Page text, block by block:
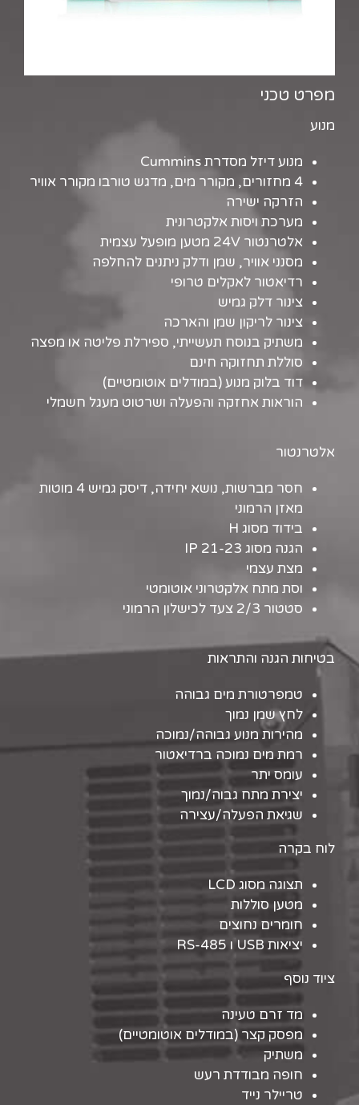
מפרט טכני
מנוע
מנוע דיזל מסדרת Cummins
4 מחזורים, מקורר מים, מדגש טורבו מקורר אוויר
הזרקה ישירה
מערכת ויסות אלקטרונית
אלטרנטור 24V מטען מופעל עצמית
מסנני אוויר, שמן ודלק ניתנים להחלפה
רדיאטור לאקלים טרופי
צינור דלק גמיש
צינור לריקון שמן והארכה
משתיק בנוסח תעשייתי, ספירלת פליטה או מפצה
סוללת תחזוקה חינם
דוד בלוק מנוע (במודלים אוטומטיים)
הוראות אחזקה והפעלה ושרטוט מעגל חשמלי
אלטרנטור
חסר מברשות, נושא יחידה, דיסק גמיש 4 מוטות
מאזן הרמוני
בידוד מסוג H
הגנה מסוג IP 21-23
מצת עצמי
וסת מתח אלקטרוני אוטומטי
סטטור 2/3 צעד לכישלון הרמוני
בטיחות הגנה והתראות
טמפרטורת מים גבוהה
לחץ שמן נמוך
מהירות מנוע גבוהה/נמוכה
רמת מים נמוכה ברדיאטור
עומס יתר
יצירת מתח גבוה/נמוך
שגיאת הפעלה/עצירה
לוח בקרה
תצוגה מסוג LCD
מטען סוללות
חומרים נחוצים
יציאות USB ו RS-485
ציוד נוסף
מד זרם טעינה
מפסק קצר (במודלים אוטומטיים)
משתיק
חופה מבודדת רעש
טריילר נייד